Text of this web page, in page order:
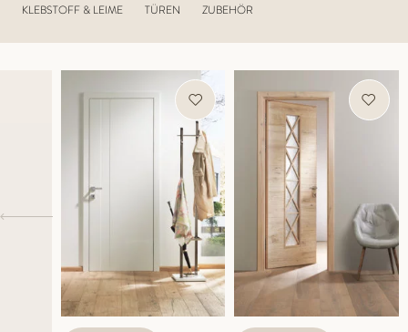
KLEBSTOFF & LEIME TÜREN ZUBEHÖR